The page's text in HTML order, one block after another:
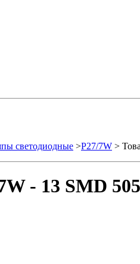
светодиодные >P27/7W >
- 13 SMD